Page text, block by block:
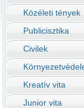
Közéleti tények
Publicisztika
Civilek
Kreatív vita
Junior vita